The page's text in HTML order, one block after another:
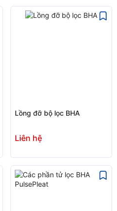
Lồng đỡ bộ lọc BHA
Liên hệ